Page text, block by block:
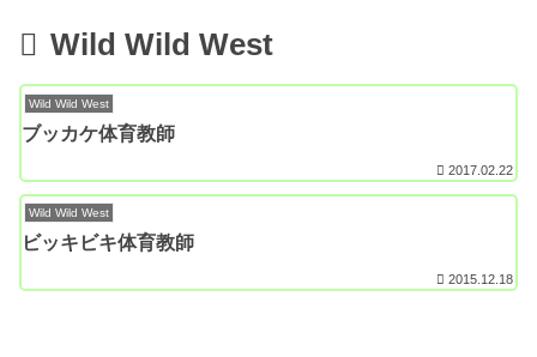
Wild Wild West
Wild Wild West
ブッカケ体育教師
2017.02.22
Wild Wild West
ビッキビキ体育教師
2015.12.18